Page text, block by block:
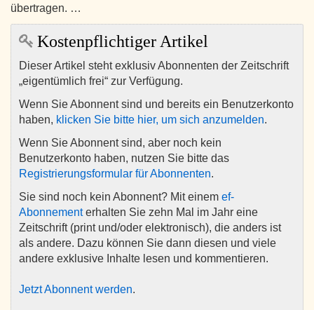
übertragen. …
Kostenpflichtiger Artikel
Dieser Artikel steht exklusiv Abonnenten der Zeitschrift
„eigentümlich frei“ zur Verfügung.
Wenn Sie Abonnent sind und bereits ein Benutzerkonto
haben, klicken Sie bitte hier, um sich anzumelden.
Wenn Sie Abonnent sind, aber noch kein
Benutzerkonto haben, nutzen Sie bitte das
Registrierungsformular für Abonnenten.
Sie sind noch kein Abonnent? Mit einem ef-
Abonnementerhalten Sie zehn Mal im Jahr eine
Zeitschrift (print und/oder elektronisch), die anders ist
als andere. Dazu können Sie dann diesen und viele
andere exklusive Inhalte lesen und kommentieren.
Jetzt Abonnent werden.